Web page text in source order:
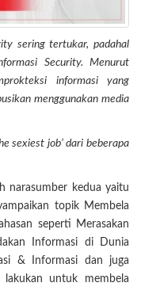
sering tertukar, padahal
Security. Menurut
informasi yang
menggunakan media
sexiest job’ dari beberapa
narasumber kedua yaitu
topik Membela
seperti Merasakan
Informasi di Dunia
& Informasi dan juga
untuk membela